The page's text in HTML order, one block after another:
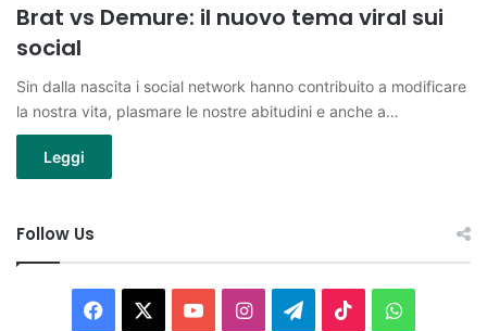
Brat vs Demure: il nuovo tema viral sui
social
Sin dalla nascita i social network hanno contribuito a modificare
la nostra vita, plasmare le nostre abitudini e anche a…
Leggi
Follow Us
Facebook You InstagramTelegram
TikTok